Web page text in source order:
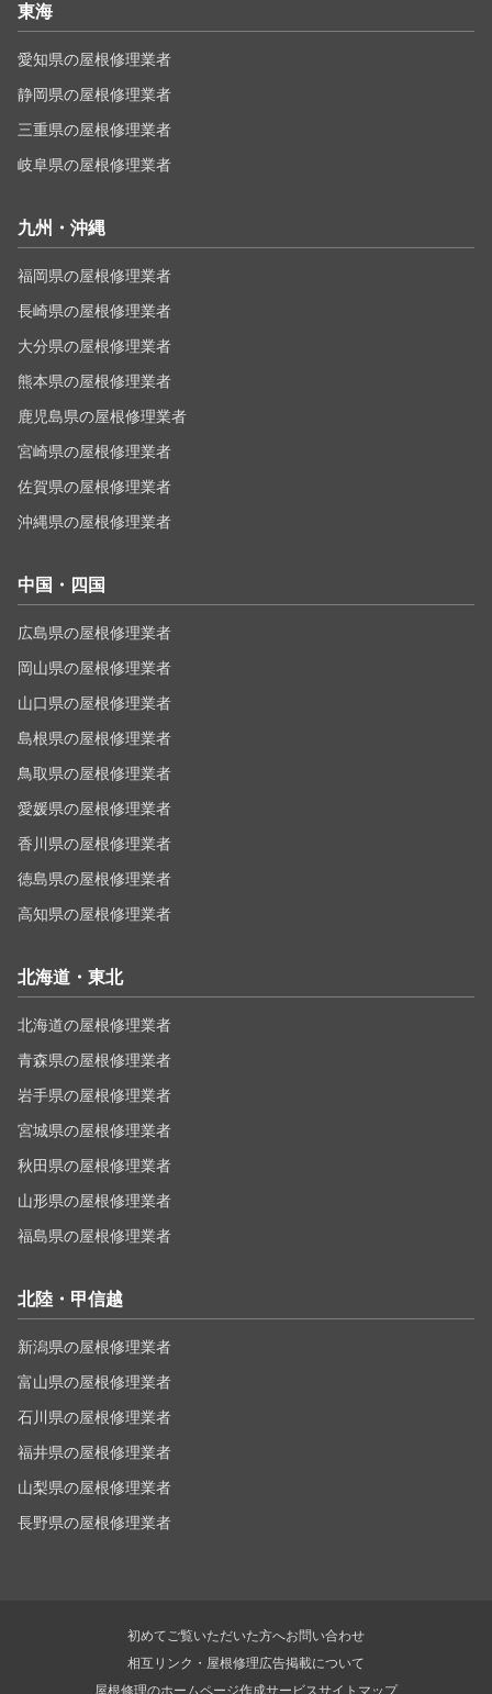
東海
愛知県の屋根修理業者
静岡県の屋根修理業者
三重県の屋根修理業者
岐阜県の屋根修理業者
九州・沖縄
福岡県の屋根修理業者
長崎県の屋根修理業者
大分県の屋根修理業者
熊本県の屋根修理業者
鹿児島県の屋根修理業者
宮崎県の屋根修理業者
佐賀県の屋根修理業者
沖縄県の屋根修理業者
中国・四国
広島県の屋根修理業者
岡山県の屋根修理業者
山口県の屋根修理業者
島根県の屋根修理業者
鳥取県の屋根修理業者
愛媛県の屋根修理業者
香川県の屋根修理業者
徳島県の屋根修理業者
高知県の屋根修理業者
北海道・東北
北海道の屋根修理業者
青森県の屋根修理業者
岩手県の屋根修理業者
宮城県の屋根修理業者
秋田県の屋根修理業者
山形県の屋根修理業者
福島県の屋根修理業者
北陸・甲信越
新潟県の屋根修理業者
富山県の屋根修理業者
石川県の屋根修理業者
福井県の屋根修理業者
山梨県の屋根修理業者
長野県の屋根修理業者
初めてご覧いただいた方へお問い合わせ
相互リンク・屋根修理広告掲載について
屋根修理のホームページ作成サービスサイトマップ